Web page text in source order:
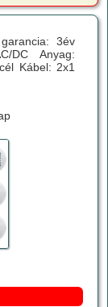
3év
DC Anyag:
Kábel: 2x1